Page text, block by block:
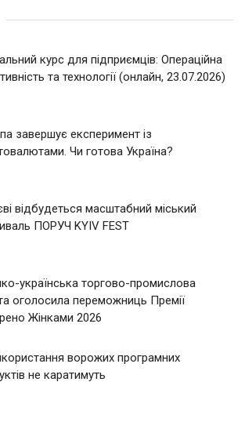
курс для підприємців: Операційна
та технології (онлайн, 23.07.2026)
завершує експеримент із
Чи готова Україна?
відбудеться масштабний міський
ПОРУЧ KYIV FEST
українська торгово-промислова
оголосила переможниць Премії
Жінками 2026
ворожих програмних
не каратимуть